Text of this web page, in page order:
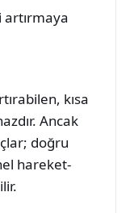
artırmaya
kısa
Ancak
doğru
hareket-